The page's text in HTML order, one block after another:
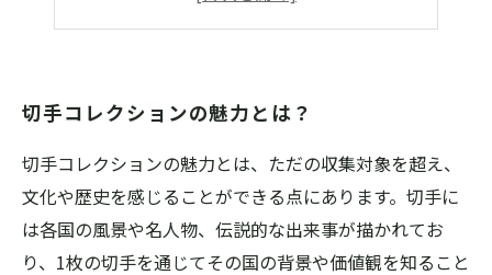
切手コレクションの魅力とは？
切手コレクションの魅力とは、ただの収集対象を超え、
文化や歴史を感じることができる点にあります。切手に
は各国の風景や名人物、伝説的な出来事が描かれてお
り、1枚の切手を通じてその国の背景や価値観を知ること